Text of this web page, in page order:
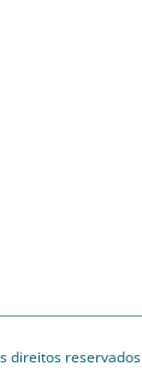
direitos reservados